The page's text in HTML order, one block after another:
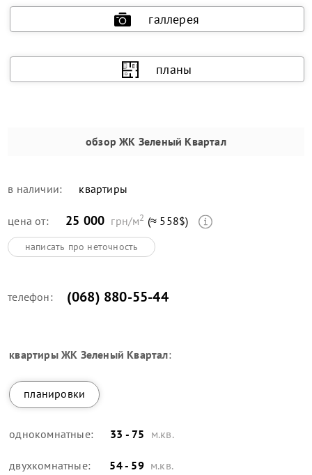
галлерея
планы
обзор ЖК Зеленый Квартал
в наличии: квартиры
цена от: 25 000 грн/м2 (≈ 558$)
написать про неточность
телефон: (068) 880-55-44
квартирыЖК Зеленый Квартал:
планировки
однокомнатные: 33 - 75 м.кв.
двухкомнатные: 54 - 59 м.кв.